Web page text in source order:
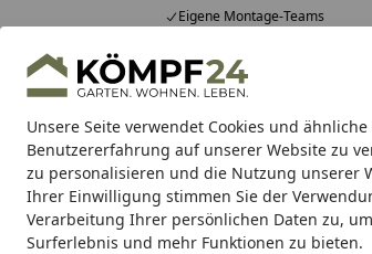
Unsere Seite verwendet Cookies und
Benutzererfahrung auf unserer Website zu
zu personalisieren und die Nutzung unserer
Ihrer Einwilligung stimmen Sie der
Verarbeitung Ihrer persönlichen Daten zu,
Surferlebnis und mehr Funktionen zu bieten.
Eigene Montage-Teams
Hotline0 71 588 01 81
Mo-Fr. 8-16 Uhr 25.957 Bewertungen
Alle Produkte
Alle ProdukteHighlights Tipps &
Feuerhand Feuerhand Laterne